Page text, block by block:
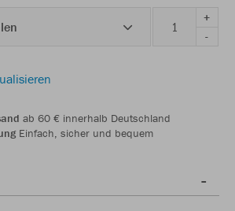
+
-
ab 60 € innerhalb Deutschland
Einfach, sicher und bequem